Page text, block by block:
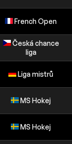
French Open
Česká chance
liga
Liga mistrů
MS Hokej
MS Hokej